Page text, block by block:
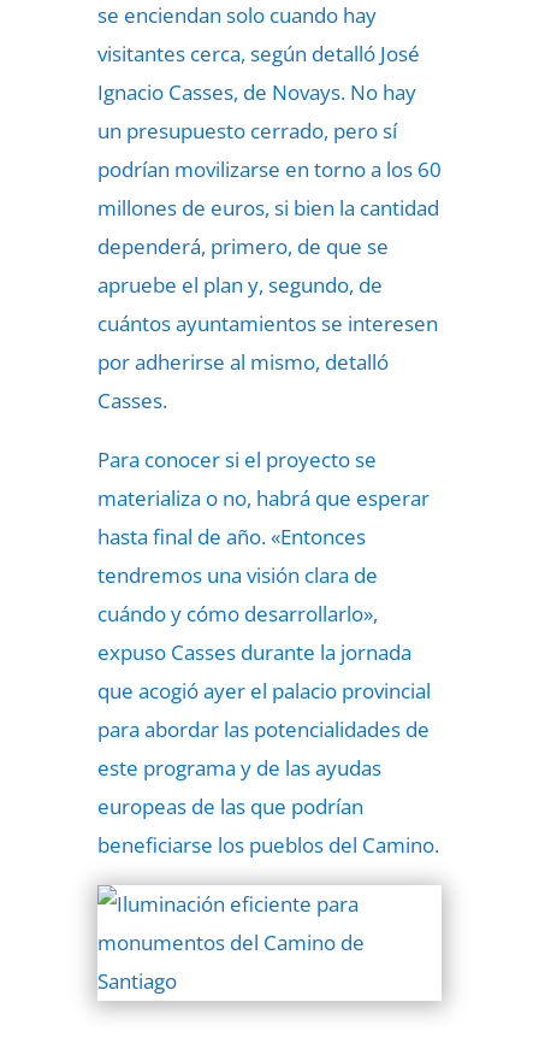
se enciendan solo cuando hay
visitantes cerca, según detalló José
Ignacio Casses, de Novays. No hay
un presupuesto cerrado, pero sí
podrían movilizarse en torno a los 60
millones de euros, si bien la cantidad
dependerá, primero, de que se
apruebe el plan y, segundo, de
cuántos ayuntamientos se interesen
por adherirse al mismo, detalló
Casses.
Para conocer si el proyecto se
materializa o no, habrá que esperar
hasta final de año. «Entonces
tendremos una visión clara de
cuándo y cómo desarrollarlo»,
expuso Casses durante la jornada
que acogió ayer el palacio provincial
para abordar las potencialidades de
este programa y de las ayudas
europeas de las que podrían
beneficiarse los pueblos del Camino.